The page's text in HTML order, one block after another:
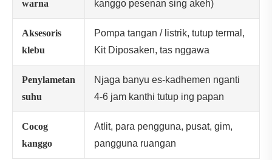
warna kanggo pesenan sing akeh)
Aksesoris
klebu
Pompa tangan / listrik, tutup termal,
Kit Diposaken, tas nggawa
Penylametan
suhu
Njaga banyu es-kadhemen nganti
4-6 jam kanthi tutup ing papan
Cocog
kanggo
Atlit, para pengguna, pusat, gim,
pangguna ruangan